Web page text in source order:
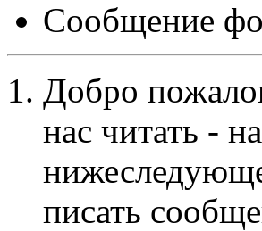
Сообщение
Добро
нас читать -
писать